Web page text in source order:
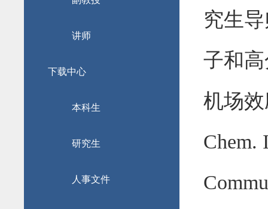
讲师
下载中心
本科生
研究生
人事文件
究生
子和
机场
Chem.